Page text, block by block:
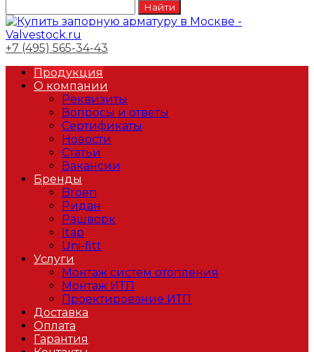
+7 (495) 565-34-43
Продукция
О компании
Реквизиты
Вопросы и ответы
Сертификаты
Новости
Статьи
Вакансии
Бренды
Broen
Ридан
Рашворк
Itap
Uni-fitt
Услуги
Монтаж систем отопления
Монтаж ИТП
Проектирование ИТП
Доставка
Оплата
Гарантия